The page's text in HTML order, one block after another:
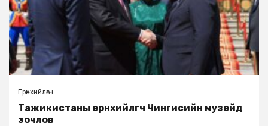
Ерөнхийлөгч
Тажикистаны ерөнхийлөгч Чингисийн музейд
зочлов